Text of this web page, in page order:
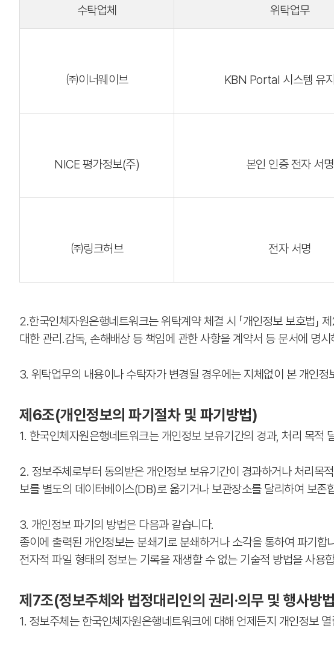
수탁업체 위탁업무
㈜이너웨이브 KBN Portal 시스템 유
NICE 평가정보(주) 본인 인증 전자 서명
㈜링크허브 전자 서명
2.한국인체자원은행네트워크는 위탁계약 체결 시 「개인정보 보호법
대한 관리․감독, 손해배상 등 책임에 관한 사항을 계약서 등 문서에 명
3. 위탁업무의 내용이나 수탁자가 변경될 경우에는 지체없이 본 개인
제6조(개인정보의 파기절차 및 파기방법)
1. 한국인체자원은행네트워크는 개인정보 보유기간의 경과, 처리 목
2. 정보주체로부터 동의받은 개인정보 보유기간이 경과하거나 처리목
보를 별도의 데이터베이스(DB)로 옮기거나 보관장소를 달리하여 보존
3. 개인정보 파기의 방법은 다음과 같습니다.
종이에 출력된 개인정보는 분쇄기로 분쇄하거나 소각을 통하여 파기합
전자적 파일 형태의 정보는 기록을 재생할 수 없는 기술적 방법을 사용
제7조(정보주체와 법정대리인의 권리·의무 및 행사방
1. 정보주체는 한국인체자원은행네트워크에 대해 언제든지 개인정보